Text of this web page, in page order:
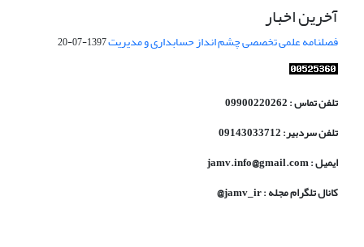
آخرین اخبار
فصلنامه علمی تخصصی چشم انداز حسابداری و مدیریت1397-07-20
تلفن تماس : 09900220262
تلفن سردبیر: 09143033712
ایمیل : jamv.info@gmail.com
کانال تلگرام مجله : jamv_ir@